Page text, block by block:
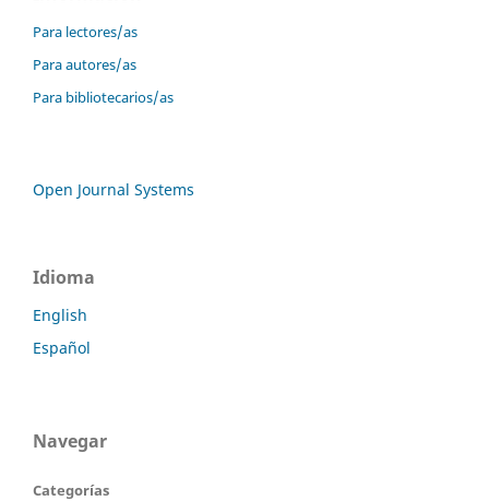
Para lectores/as
Para autores/as
Para bibliotecarios/as
Open Journal Systems
Idioma
English
Español
Navegar
Categorías